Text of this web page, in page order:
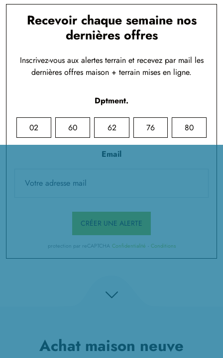
Recevoir chaque semaine nos
dernières offres
Inscrivez-vous aux alertes terrain et recevez par mail les
dernières offres maison + terrain mises en ligne.
Dptment.
02 60 62 76 80
Email
CRÉER UNE ALERTE
protection par reCAPTCHA Confidentialité - Conditions
Achat maison neuve